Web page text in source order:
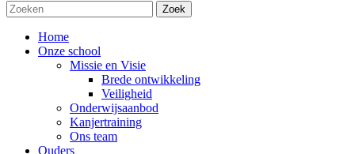
Zoek
Home
Onze school
Missie en Visie
Brede ontwikkeling
Veiligheid
Onderwijsaanbod
Kanjertraining
Ons team
Ouders